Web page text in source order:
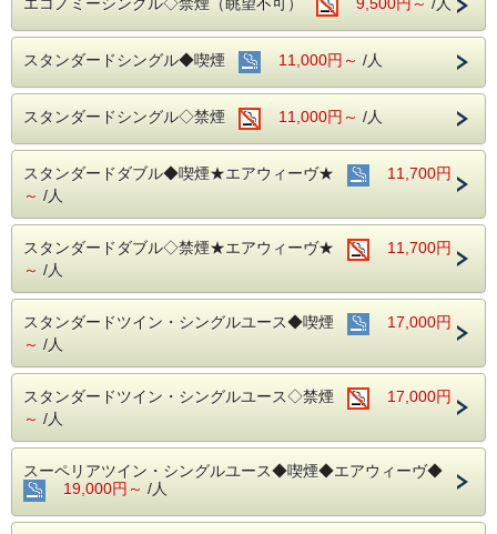
アルコール消毒を行っております。
当ホテルの客室は窓が開放出来る為、簡単に空気を入れ替
える事が可能です。
清掃時は常に換気をして新鮮な空気に入れ替えておりま
す。
中部国際空港へもアクセス抜群！
ホテル隣接の名鉄名古屋駅から直通電車が発着しています！
■交通アクセス■３つの主要駅と地下鉄が全て隣接！！
名古屋市営地下鉄：東山線・桜通線まで徒歩３分
名鉄バスセンター：当ホテルの建物３・４階より高速バスが
スタンダードシングル◆喫煙 11,000円～ /人
スタンダードシングル◇禁煙 11,000円～ /人
スタンダードダブル◆喫煙★エアウィーヴ★
11,700円
～ /人
スタンダードダブル◇禁煙★エアウィーヴ★
11,700円
～ /人
スタンダードツイン・シングルユース◆喫煙
17,000円
～ /人
スタンダードツイン・シングルユース◇禁煙
17,000円
～ /人
スーペリアツイン・シングルユース◆喫煙◆エアウィーヴ◆
19,000円～ /人